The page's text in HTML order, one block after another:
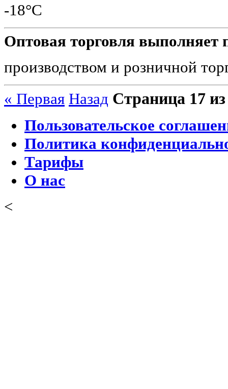
-18°C
Оптовая торговля выполняет
производством и розничной
« Первая Назад Страница 17
Пользовательское
Политика
Тарифы
О нас
<